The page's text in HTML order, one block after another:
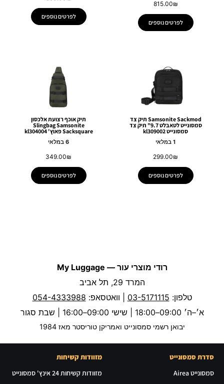
815.00₪
לפרטים נוספים
לפרטים נוספים
Samsonite Sackmod תיק צד
סמסונייט לטאבלט 9.7" תיק צד
סמסונייט kl309002
1 במלאי
299.00₪
לפרטים נוספים
תיק אוכף רצועת אלכסון
Slingbag Samsonite
Sacksquare פאוץ' kl304004
6 במלאי
349.00₪
לפרטים נוספים
רודי מוצרי עור — My Luggage
המרד 29, תל אביב
טלפון: 03-5171115 | וואטסאפ: 054-4333988
א׳–ה׳ 09:00–18:00 | שישי 09:00–16:00 | שבת סגור
יבואן רשמי סמסונייט ואמריקן טוריסטר מאז 1984
סדרת סמסונייט
סמסונייט Airea
מזוודות קשיחות
מזוודות קשיחות 24 אינץ' סמסונייט